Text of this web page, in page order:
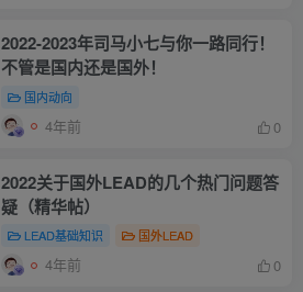
2022-2023年司马小七与你一路同行！
不管是国内还是国外！
国内动向
4年前 0
2022关于国外LEAD的几个热门问题答
疑（精华帖）
LEAD基础知识 国外LEAD
4年前 0